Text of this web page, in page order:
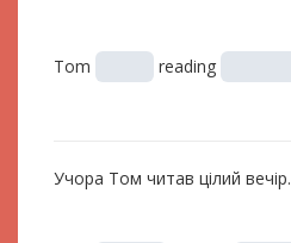
Tom reading
Учора Том читав цілий вечір.